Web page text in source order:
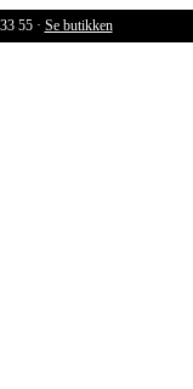
55 · Se butikken